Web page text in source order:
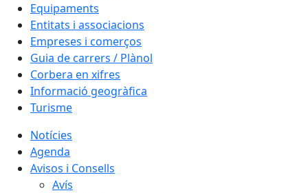
Equipaments
Entitats i associacions
Empreses i comerços
Guia de carrers / Plànol
Corbera en xifres
Informació geogràfica
Turisme
Notícies
Agenda
Avisos i Consells
Avís